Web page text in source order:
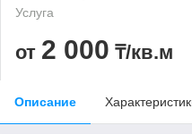
Услуга
от 2 000 ₸/кв.м
Описание